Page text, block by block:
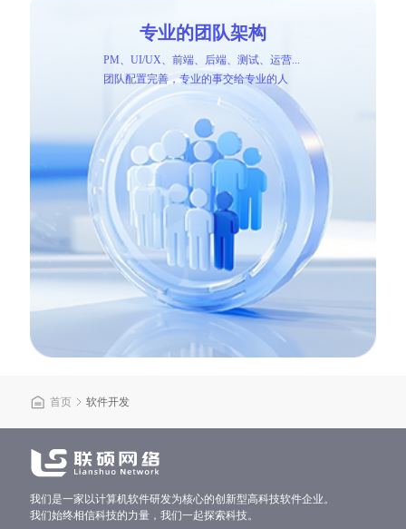
专业的团队架构
PM、UI/UX、前端、后端、测试、运营...
团队配置完善，专业的事交给专业的人
首页 软件开发
我们是一家以计算机软件研发为核心的创新型高科技软件企业。
我们始终相信科技的力量，我们一起探索科技。